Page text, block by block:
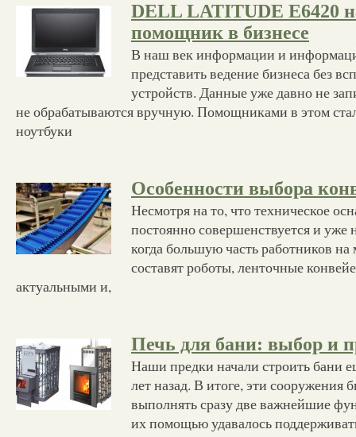
DELL LATITUDE E6420
помощник в бизнесе
В наш век информации и
представить ведение бизнеса без
устройств. Данные уже давно не
не обрабатываются вручную. Помощниками в этом
ноутбуки
Особенности выбора
Несмотря на то, что техническое
постоянно совершенствуется и уже
когда большую часть работников на
составят роботы, ленточные
актуальными и,
Печь для бани: выбор и
Наши предки начали строить бани
лет назад. В итоге, эти сооружения
выполнять сразу две важнейшие
их помощью удавалось